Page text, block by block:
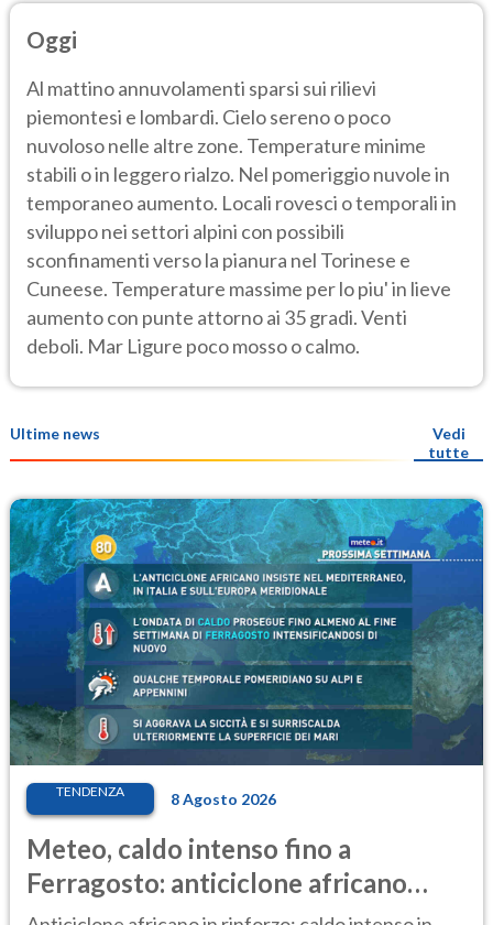
Oggi
Al mattino annuvolamenti sparsi sui rilievi
piemontesi e lombardi. Cielo sereno o poco
nuvoloso nelle altre zone. Temperature minime
stabili o in leggero rialzo. Nel pomeriggio nuvole in
temporaneo aumento. Locali rovesci o temporali in
sviluppo nei settori alpini con possibili
sconfinamenti verso la pianura nel Torinese e
Cuneese. Temperature massime per lo piu' in lieve
aumento con punte attorno ai 35 gradi. Venti
deboli. Mar Ligure poco mosso o calmo.
Ultime news
Vedi
tutte
TENDENZA 8 Agosto 2026
Meteo, caldo intenso fino a
Ferragosto: anticiclone africano
ancora protagonista